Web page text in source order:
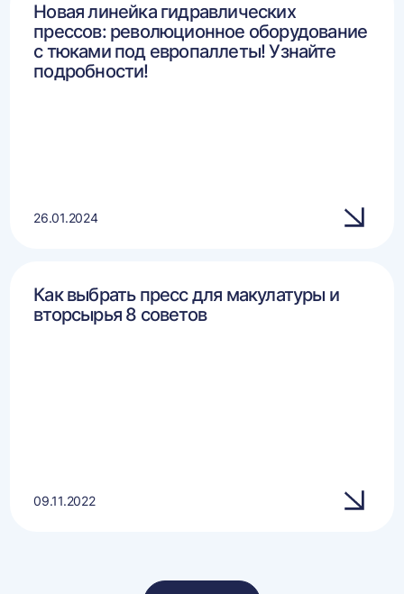
Новая линейка гидравлических
прессов: революционное оборудование
с тюками под европаллеты! Узнайте
подробности!
26.01.2024
Как выбрать пресс для макулатуры и
вторсырья 8 советов
09.11.2022